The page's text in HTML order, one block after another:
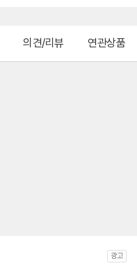
의견/리뷰 연관상품
광고